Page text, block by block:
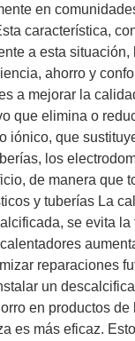
en
característica,
a esta
ahorro y
a mejorar la
que elimina o
iónico, que
los
de manera que
y tuberías La
se evita
reparaciones
un
en productos
es más eficaz.